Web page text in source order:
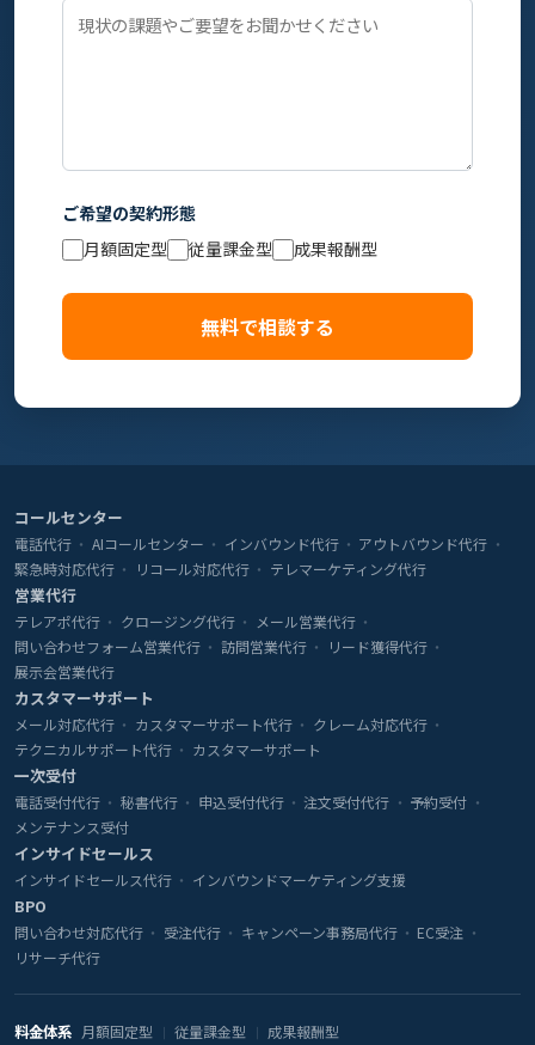
ご希望の契約形態
月額固定型
従量課金型 成果報酬型
無料で相談する
コールセンター
電話代行 AIコールセンター インバウンド代行
アウトバウンド代行
緊急時対応代行
リコール対応代行 テレマーケティング代行
営業代行
テレアポ代行 クロージング代行
メール営業代行
問い合わせフォーム営業代行
訪問営業代行
リード獲得代行
展示会営業代行
カスタマーサポート
メール対応代行 カスタマーサポート代行
クレーム対応代行
テクニカルサポート代行
カスタマーサポート
一次受付
電話受付代行 秘書代行 申込受付代行 注文受付代行
予約受付
メンテナンス受付
インサイドセールス
インサイドセールス代行 インバウンドマーケティング支援
BPO
問い合わせ対応代行 受注代行 キャンペーン事務局代行
EC受注
リサーチ代行
料金体系 月額固定型 従量課金型 成果報酬型